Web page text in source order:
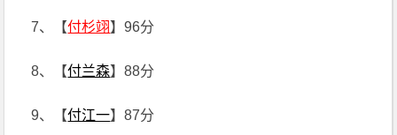
7、【付杉翊】96分
8、【付兰森】88分
9、【付江一】87分